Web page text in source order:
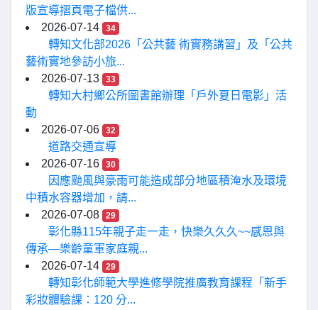
版宣導摺頁電子檔供...
2026-07-14
34
轉知文化部2026「公共藝 術實務講習」及「公共
藝術實地參訪小旅...
2026-07-13
33
轉知大村鄉公所圖書館辦理「戶外夏日電影」活
動
2026-07-06
32
道路交通宣導
2026-07-16
30
因應颱風與豪雨可能造成部分地區積淹水及環境
中積水容器增加，請...
2026-07-08
29
彰化縣115年親子走一走，快樂久久久~~感恩與
傳承—樂齡童軍家庭親...
2026-07-14
29
轉知彰化師範大學進修學院推廣教育課程「新手
彩妝體驗課：120 分...